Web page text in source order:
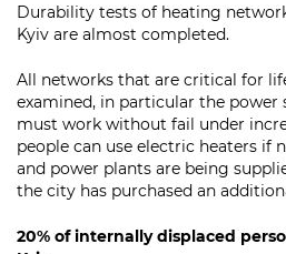
Durability tests of heating
Kyiv are almost completed.
All networks that are critical for
examined, in particular the power
must work without fail under
people can use electric heaters if
and power plants are being
the city has purchased an
20% of internally displaced